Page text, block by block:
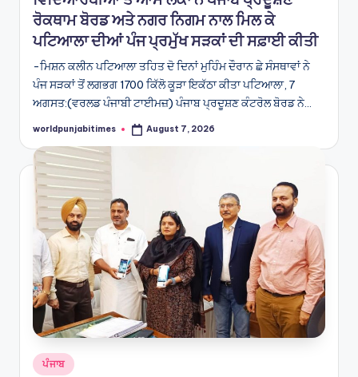
ਰੋਕਥਾਮ ਬੋਰਡ ਅਤੇ ਨਗਰ ਨਿਗਮ ਨਾਲ ਮਿਲ ਕੇ
ਪਟਿਆਲਾ ਦੀਆਂ ਪੰਜ ਪ੍ਰਮੁੱਖ ਸੜਕਾਂ ਦੀ ਸਫ਼ਾਈ ਕੀਤੀ
-ਮਿਸ਼ਨ ਕਲੀਨ ਪਟਿਆਲਾ ਤਹਿਤ ਦੋ ਦਿਨਾਂ ਮੁਹਿੰਮ ਦੌਰਾਨ ਛੇ ਸੰਸਥਾਵਾਂ ਨੇ
ਪੰਜ ਸੜਕਾਂ ਤੋਂ ਲਗਭਗ 1700 ਕਿੱਲੋ ਕੂੜਾ ਇਕੱਠਾ ਕੀਤਾ ਪਟਿਆਲਾ, 7
ਅਗਸਤ:(ਵਰਲਡ ਪੰਜਾਬੀ ਟਾਈਮਜ਼) ਪੰਜਾਬ ਪ੍ਰਦੂਸ਼ਣ ਕੰਟਰੋਲ ਬੋਰਡ ਨੇ…
Posted
worldpunjabitimes August 7, 2026
Posted
ਪੰਜਾਬ